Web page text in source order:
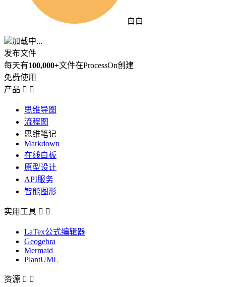
白白
加载中...
发布文件
每天有100,000+文件在ProcessOn创建
免费使用
产品  
思维导图
流程图
思维笔记
Markdown
在线白板
原型设计
API服务
智能图形
实用工具  
LaTex公式编辑器
Geogebra
Mermaid
PlantUML
资源  